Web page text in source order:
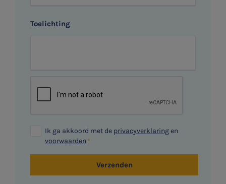
Toelichting
Ik ga akkoord met de privacyverklaringen
voorwaarden
Verzenden